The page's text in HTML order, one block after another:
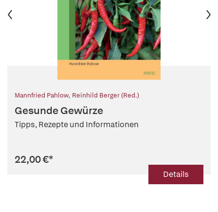
Mannfried Pahlow, Reinhild Berger (Red.)
Gesunde Gewürze
Tipps, Rezepte und Informationen
22,00 €*
Details